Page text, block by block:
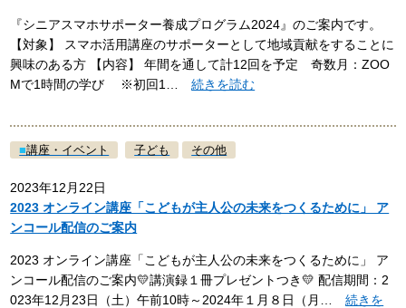
『シニアスマホサポーター養成プログラム2024』のご案内です。
【対象】 スマホ活用講座のサポーターとして地域貢献をすることに
興味のある方 【内容】 年間を通して計12回を予定 奇数月：ZOO
Mで1時間の学び ※初回1…続きを読む
■講座・イベント 子ども その他
2023年12月22日
2023 オンライン講座「こどもが主人公の未来をつくるために」 ア
ンコール配信のご案内
2023 オンライン講座「こどもが主人公の未来をつくるために」 ア
ンコール配信のご案内💛講演録１冊プレゼントつき💛 配信期間：2
023年12月23日（土）午前10時～2024年１月８日（月…続きを